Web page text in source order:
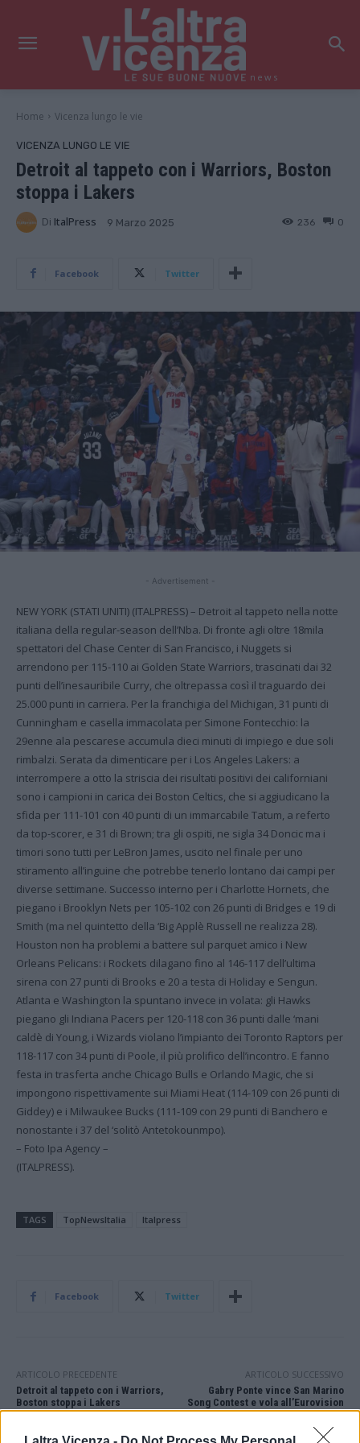
news
Home Vicenza lungo le vie
VICENZA LUNGO LE VIE
Detroit al tappeto con i Warriors, Boston
stoppa i Lakers
Di ItalPress 9 Marzo 2025 0
236
Facebook Twitter
- Advertisement -
NEW YORK (STATI UNITI) (ITALPRESS) – Detroit al tappeto nella notte
italiana della regular-season dell’Nba. Di fronte agli oltre 18mila
spettatori del Chase Center di San Francisco, i Nuggets si
arrendono per 115-110 ai Golden State Warriors, trascinati dai 32
punti dell’inesauribile Curry, che oltrepassa così il traguardo dei
25.000 punti in carriera. Per la franchigia del Michigan, 31 punti di
Cunningham e casella immacolata per Simone Fontecchio: la
29enne ala pescarese accumula dieci minuti di impiego e due soli
rimbalzi. Serata da dimenticare per i Los Angeles Lakers: a
interrompere a otto la striscia dei risultati positivi dei californiani
sono i campioni in carica dei Boston Celtics, che si aggiudicano la
sfida per 111-101 con 40 punti di un immarcabile Tatum, a referto
da top-scorer, e 31 di Brown; tra gli ospiti, ne sigla 34 Doncic ma i
timori sono tutti per LeBron James, uscito nel finale per uno
stiramento all’inguine che potrebbe tenerlo lontano dai campi per
diverse settimane. Successo interno per i Charlotte Hornets, che
piegano i Brooklyn Nets per 105-102 con 26 punti di Bridges e 19 di
Smith (ma nel quintetto della ‘Big Applè Russell ne realizza 28).
Houston non ha problemi a battere sul parquet amico i New
Orleans Pelicans: i Rockets dilagano fino al 146-117 dell’ultima
sirena con 27 punti di Brooks e 20 a testa di Holiday e Sengun.
Atlanta e Washington la spuntano invece in volata: gli Hawks
piegano gli Indiana Pacers per 120-118 con 36 punti dalle ‘mani
caldè di Young, i Wizards violano l’impianto dei Toronto Raptors per
118-117 con 34 punti di Poole, il più prolifico dell’incontro. E fanno
festa in trasferta anche Chicago Bulls e Orlando Magic, che si
impongono rispettivamente sui Miami Heat (114-109 con 26 punti di
Giddey) e i Milwaukee Bucks (111-109 con 29 punti di Banchero e
nonostante i 37 del ‘solitò Antetokounmpo).
– Foto Ipa Agency –
(ITALPRESS).
TAGS TopNewsItalia Italpress
Facebook Twitter
ARTICOLO PRECEDENTE
Detroit al tappeto con i Warriors,
Boston stoppa i Lakers
ARTICOLO SUCCESSIVO
Gabry Ponte vince San Marino
Song Contest e vola all’Eurovision